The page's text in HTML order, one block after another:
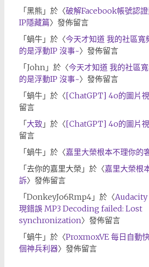
「 黑熊 」於〈破解Facebook帳號認
IP隱藏篇〉發佈留言
「 蝸牛」於〈今天才知道 我的社區寬
的是浮動IP 沒事~〉發佈留言
「 John」於〈今天才知道 我的社區
的是浮動IP 沒事~〉發佈留言
「 蝸牛」於〈[ChatGPT] 4o的圖片
留言
「 大致 」於〈[ChatGPT] 4o的圖片
留言
「 蝸牛」於〈嘉里大榮根本不理你的
「 去你的嘉里大榮 」於〈嘉里大榮根
訴〉發佈留言
「 DonkeyJo6Rmp4」於〈Audacity
現錯誤 MP3 Decoding failed: Lost
synchronization〉發佈留言
「 蝸牛」於〈ProxmoxVE 每日自動
個神兵利器〉發佈留言